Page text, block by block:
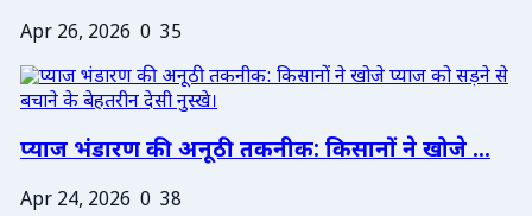
Apr 26, 2026 0 35
प्याज भंडारण की अनूठी तकनीक: किसानों ने खोजे ...
Apr 24, 2026 0 38